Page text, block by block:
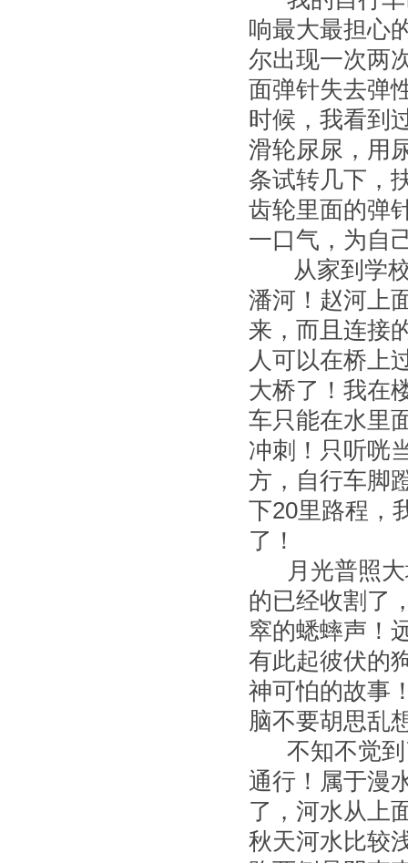
响最大最担心
尔出现一次两
面弹针失去弹
时候，我看到
滑轮尿尿，用
条试转几下，
齿轮里面的弹
一口气，为自
从家到学校
潘河！赵河上
来，而且连接
人可以在桥上
大桥了！我在
车只能在水里
冲刺！只听咣
方，自行车脚
下20里路程，
了！
月光普照大
的已经收割了
窣的蟋蟀声！
有此起彼伏的
神可怕的故事
脑不要胡思乱
不知不觉到
通行！属于漫
了，河水从上
秋天河水比较